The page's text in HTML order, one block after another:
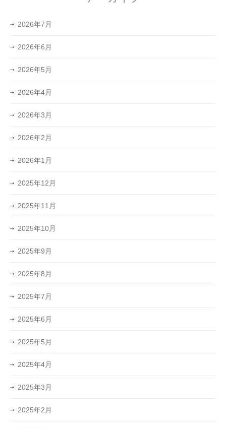
2026年7月
2026年6月
2026年5月
2026年4月
2026年3月
2026年2月
2026年1月
2025年12月
2025年11月
2025年10月
2025年9月
2025年8月
2025年7月
2025年6月
2025年5月
2025年4月
2025年3月
2025年2月